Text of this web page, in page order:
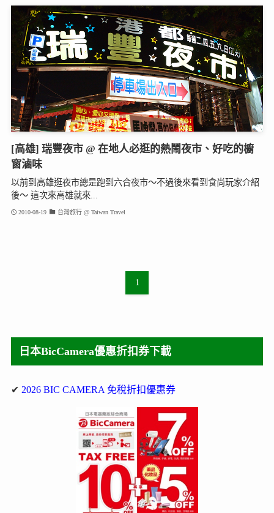
[高雄] 瑞豐夜市 @ 在地人必逛的熱鬧夜市、好吃的櫥
窗滷味
以前到高雄逛夜市總是跑到六合夜市～不過後來看到食尚玩家介紹
後～ 這次來高雄就來...
2010-08-19 台灣旅行 @ Taiwan Travel
1
日本BicCamera優惠折扣券下載
✔ 2026 BIC CAMERA 免稅折扣優惠券